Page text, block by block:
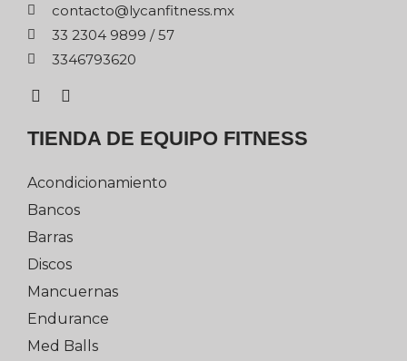
xm.ssentifnacyl@otcatnoc
75 / 9989 4032 33
0263976433
TIENDA DE EQUIPO FITNESS
Acondicionamiento
Bancos
Barras
Discos
Mancuernas
Endurance
Med Balls